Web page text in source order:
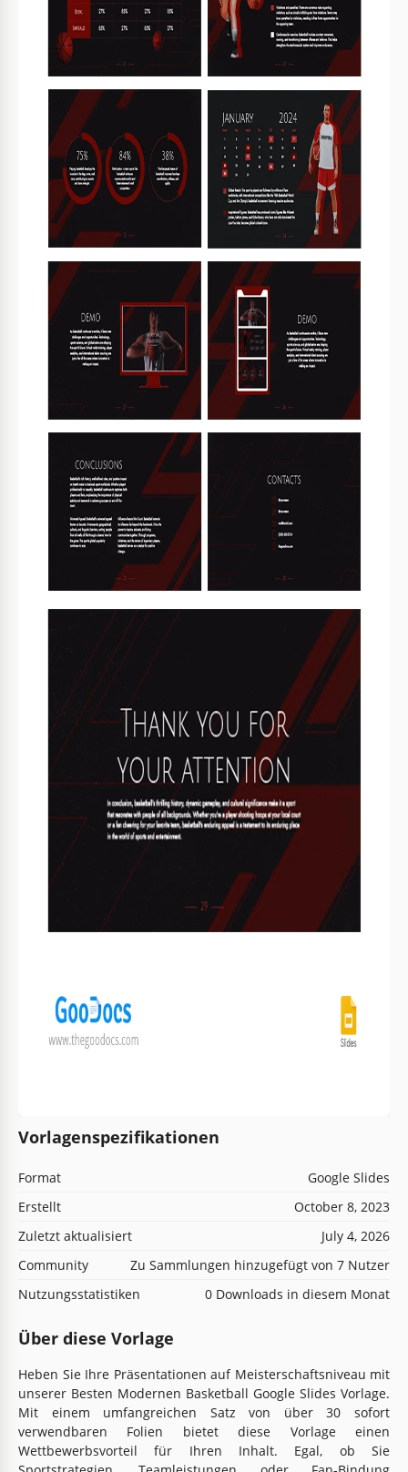
Vorlagenspezifikationen
Format
Google Slides
Erstellt
October 8, 2023
Zuletzt aktualisiert
July 4, 2026
Community
Zu Sammlungen hinzugefügt von 7 Nutzer
Nutzungsstatistiken
0 Downloads in diesem Monat
Über diese Vorlage
Heben Sie Ihre Präsentationen auf Meisterschaftsniveau mit
unserer Besten Modernen Basketball Google Slides Vorlage.
Mit einem umfangreichen Satz von über 30 sofort
verwendbaren Folien bietet diese Vorlage einen
Wettbewerbsvorteil für Ihren Inhalt. Egal, ob Sie